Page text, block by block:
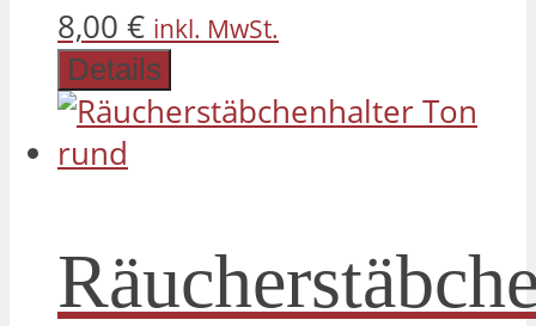
8,00 € inkl. MwSt.
Details